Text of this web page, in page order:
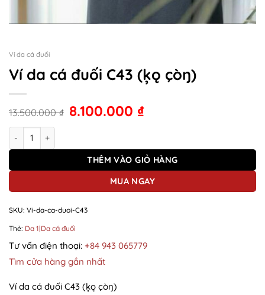
Ví da cá đuối
Ví da cá đuối C43 (ķǫ çòŋ)
13.500.000₫ 8.100.000 ₫
Ví da cá đuối C43 (ķǫ çòŋ) số lượng
THÊM VÀO GIỎ HÀNG
MUA NGAY
SKU: Vi-da-ca-duoi-C43
Thẻ: Da 1|Da cá đuối
Tư vấn điện thoại: +84 943 065779
Tìm cửa hàng gần nhất
Ví da cá đuối C43 (ķǫ çòŋ)